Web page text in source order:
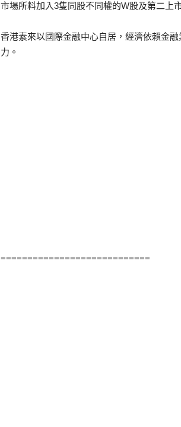
市場所料加入3隻同股不同權的W股及第二上
香港素來以國際金融中心自居，經濟依賴金
力。
============================